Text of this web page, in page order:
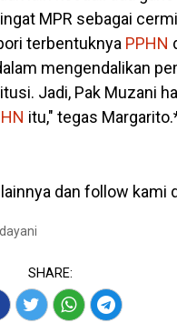
MPR sebagai
terbentuknya PPHN
mengendalikan
Jadi, Pak Muzani
itu," tegas
dan follow kami
SHARE: